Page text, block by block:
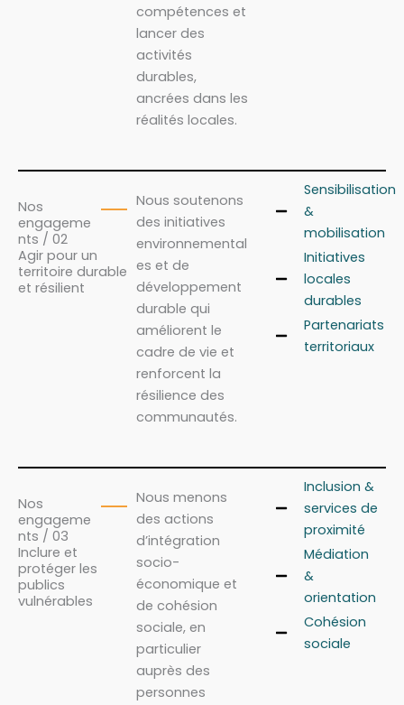
compétences et
lancer des
activités
durables,
ancrées dans les
réalités locales.
Nos
engageme
nts / 02
Agir pour un
territoire durable
et résilient
Nous soutenons
des initiatives
environnemental
es et de
développement
durable qui
améliorent le
cadre de vie et
renforcent la
résilience des
communautés.
Sensibilisation
&
mobilisation
Initiatives
locales
durables
Partenariats
territoriaux
Nos
engageme
nts / 03
Inclure et
protéger les
publics
vulnérables
Nous menons
des actions
d’intégration
socio-
économique et
de cohésion
sociale, en
particulier
auprès des
personnes
Inclusion &
services de
proximité
Médiation
&
orientation
Cohésion
sociale